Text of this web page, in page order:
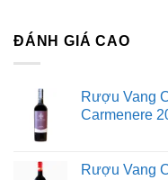
ĐÁNH GIÁ CAO
Rượu Vang
Carmenere
Rượu Vang